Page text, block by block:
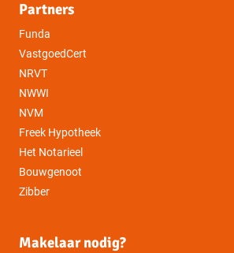
Partners
Funda
VastgoedCert
NRVT
NWWI
NVM
Freek Hypotheek
Het Notarieel
Bouwgenoot
Zibber
Makelaar nodig?